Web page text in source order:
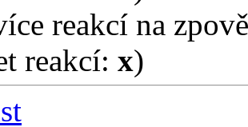
reakcí:x )
reakcí na
reakcí: